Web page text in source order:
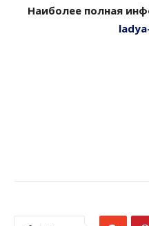
Наиболее полная